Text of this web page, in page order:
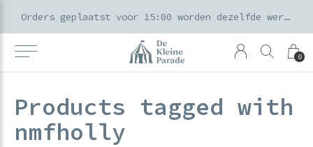
0
Orders geplaatst voor 15:00 worden dezelfde werkdag verzonden
Products tagged with
nmfholly